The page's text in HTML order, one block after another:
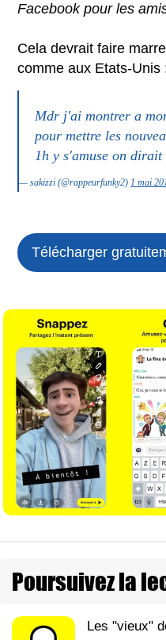
Facebook pour les
Cela devrait faire
comme aux Etats-Unis
Mdr j'ai montrer a
pour mettre les
1h y s'amuse on
— sakizzi (@rappeurfunky2) 1 mai
Télécharger
Poursuivez la
Les "vieux"